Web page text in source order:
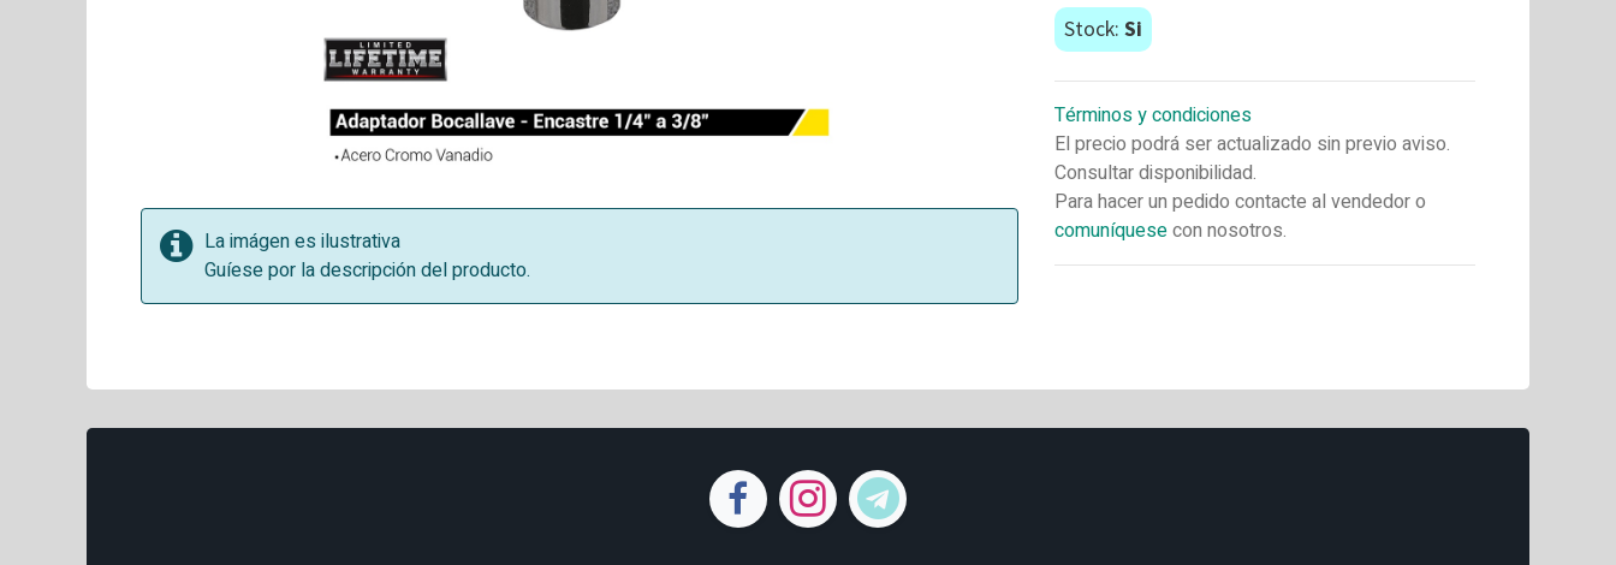
La imágen es ilustrativa
Guíese por la descripción del producto.
Stock: Si
Términos y condiciones
El precio podrá ser actualizado sin previo aviso.
Consultar disponibilidad.
Para hacer un pedido contacte al vendedor o
comuníquesecon nosotros.